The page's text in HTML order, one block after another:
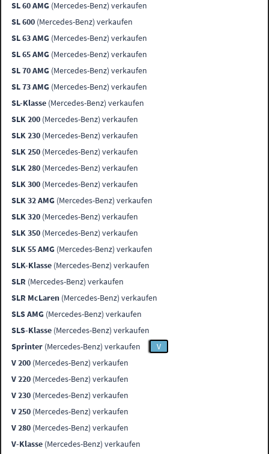
SL 60 AMG (Mercedes-Benz) verkaufen
SL 600 (Mercedes-Benz) verkaufen
SL 63 AMG (Mercedes-Benz) verkaufen
SL 65 AMG (Mercedes-Benz) verkaufen
SL 70 AMG (Mercedes-Benz) verkaufen
SL 73 AMG (Mercedes-Benz) verkaufen
SL-Klasse (Mercedes-Benz) verkaufen
SLK 200 (Mercedes-Benz) verkaufen
SLK 230 (Mercedes-Benz) verkaufen
SLK 250 (Mercedes-Benz) verkaufen
SLK 280 (Mercedes-Benz) verkaufen
SLK 300 (Mercedes-Benz) verkaufen
SLK 32 AMG (Mercedes-Benz) verkaufen
SLK 320 (Mercedes-Benz) verkaufen
SLK 350 (Mercedes-Benz) verkaufen
SLK 55 AMG (Mercedes-Benz) verkaufen
SLK-Klasse (Mercedes-Benz) verkaufen
SLR (Mercedes-Benz) verkaufen
SLR McLaren (Mercedes-Benz) verkaufen
SLS AMG (Mercedes-Benz) verkaufen
SLS-Klasse (Mercedes-Benz) verkaufen
Sprinter (Mercedes-Benz) verkaufen
V
V 200 (Mercedes-Benz) verkaufen
V 220 (Mercedes-Benz) verkaufen
V 230 (Mercedes-Benz) verkaufen
V 250 (Mercedes-Benz) verkaufen
V 280 (Mercedes-Benz) verkaufen
V-Klasse (Mercedes-Benz) verkaufen